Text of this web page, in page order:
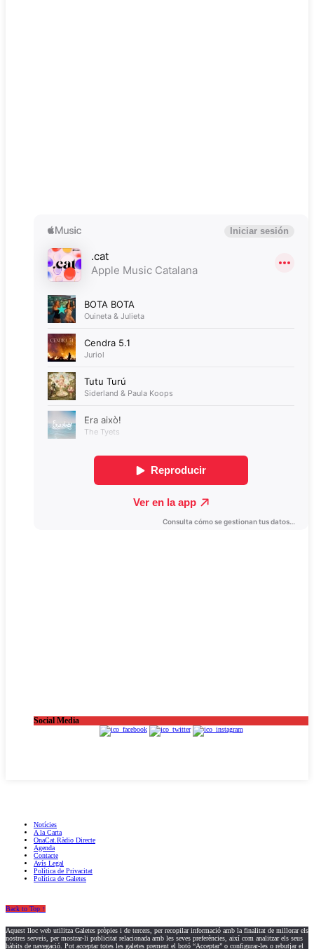
Social Media
Notícies
A la Carta
OnaCat.Ràdio Directe
Agenda
Contacte
Avís Legal
Política de Privacitat
Política de Galetes
Back to Top ↑
Aquest lloc web utilitza Galetes pròpies i de tercers, per recopilar informació amb la finalitat de millorar els
nostres serveis, per mostrar-li publicitat relacionada amb les seves preferències, així com analitzar els seus
hàbits de navegació. Pot acceptar totes les galetes prement el botó “Acceptar” o configurar-les o rebutjar el